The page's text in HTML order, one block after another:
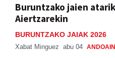
Buruntzako jaien
Aiertzarekin
BURUNTZAKO JAIAK 2026
Xabat Minguez abu 04 ANDOAIN